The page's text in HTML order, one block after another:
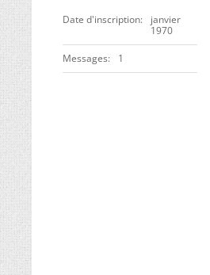
Date d'inscription
janvier
1970
Messages 1